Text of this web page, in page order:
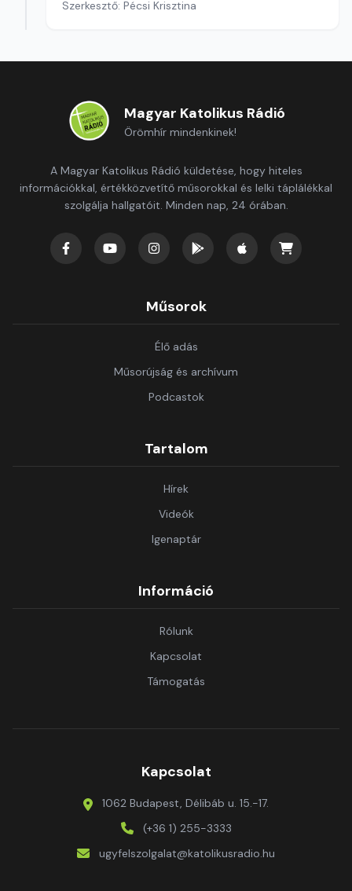
Szerkesztő: Pécsi Krisztina
Magyar Katolikus Rádió
Örömhír mindenkinek!
A Magyar Katolikus Rádió küldetése, hogy hiteles
információkkal, értékközvetítő műsorokkal és lelki táplálékkal
szolgálja hallgatóit. Minden nap, 24 órában.
Műsorok
Élő adás
Műsorújság és archívum
Podcastok
Tartalom
Hírek
Videók
Igenaptár
Információ
Rólunk
Kapcsolat
Támogatás
Kapcsolat
1062 Budapest, Délibáb u. 15.-17.
(+36 1) 255-3333
ugyfelszolgalat@katolikusradio.hu